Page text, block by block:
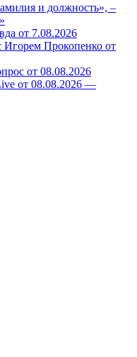
и должность», –
от 7.08.2026
Игорем Прокопенко от
от 08.08.2026
от 08.08.2026 —